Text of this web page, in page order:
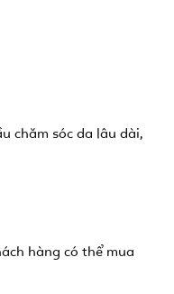
chăm sóc da lâu dài,
hàng có thể mua